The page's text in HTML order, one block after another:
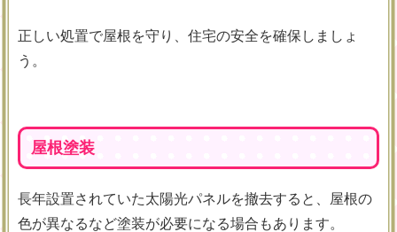
正しい処置で屋根を守り、住宅の安全を確保しましょ
う。
屋根塗装
長年設置されていた太陽光パネルを撤去すると、屋根の
色が異なるなど塗装が必要になる場合もあります。